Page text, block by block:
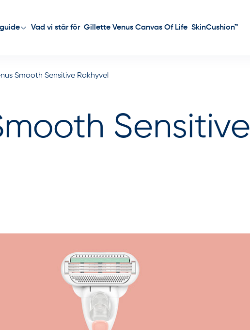
Vad vi står för Gillette Venus Canvas Of Life SkinCushion™
Smooth Sensitive Rakhyvel
Sensitive